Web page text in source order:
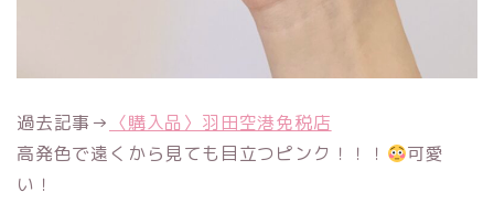
過去記事→ 〈購入品〉羽田空港免税店
高発色で遠くから見ても目立つピンク！！！
可愛
い！